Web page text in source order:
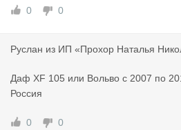
0 0
Руслан из ИП «Прохор Наталья
Даф XF 105 или Вольво c 2007 по
Россия
0 0